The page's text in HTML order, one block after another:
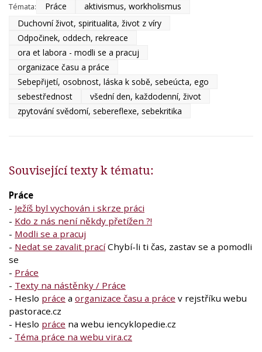
Témata:
Práce
aktivismus, workholismus
Duchovní život, spiritualita, život z víry
Odpočinek, oddech, rekreace
ora et labora - modli se a pracuj
organizace času a práce
Sebepřijetí, osobnost, láska k sobě, sebeúcta, ego
sebestřednost
všední den, každodenní, život
zpytování svědomí, sebereflexe, sebekritika
Související texty k tématu:
Práce
- Ježíš byl vychován i skrze práci
- Kdo z nás není někdy přetížen ?!
- Modli se a pracuj
- Nedat se zavalit pracíChybí-li ti čas, zastav se a pomodli
se
- Práce
- Texty na nástěnky / Práce
- Heslo práce a organizace času a práce v rejstříku webu
pastorace.cz
- Heslo práce na webu iencyklopedie.cz
- Téma práce na webu vira.cz